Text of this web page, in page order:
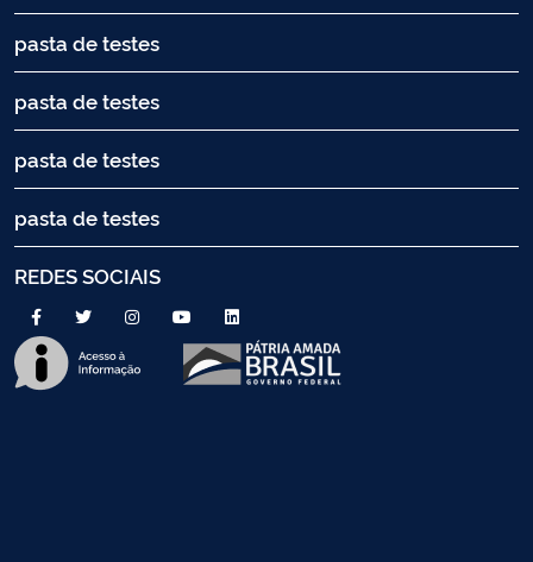
pasta de testes
pasta de testes
pasta de testes
pasta de testes
REDES SOCIAIS